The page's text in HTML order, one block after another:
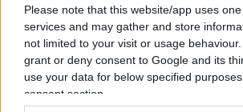
Please note that this website/app uses
services and may gather and store
not limited to your visit or usage
grant or deny consent to Google and its
use your data for below specified
consent section.
Un sassolino dalla scarpa ha
ministro Matteo Pantedosi,
l’episodio di Torino sia “
veleno e sospettoa cui sono
giorni le forze dell’ordine e la